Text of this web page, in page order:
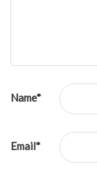
Name*
Email*